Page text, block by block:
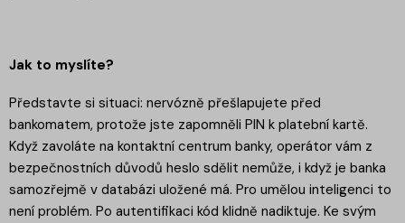
Jak to myslíte?
Představte si situaci: nervózně přešlapujete před
bankomatem, protože jste zapomněli PIN k platební kartě.
Když zavoláte na kontaktní centrum banky, operátor vám z
bezpečnostních důvodů heslo sdělit nemůže, i když je banka
samozřejmě v databázi uložené má. Pro umělou inteligenci to
není problém. Po autentifikaci kód klidně nadiktuje. Ke svým